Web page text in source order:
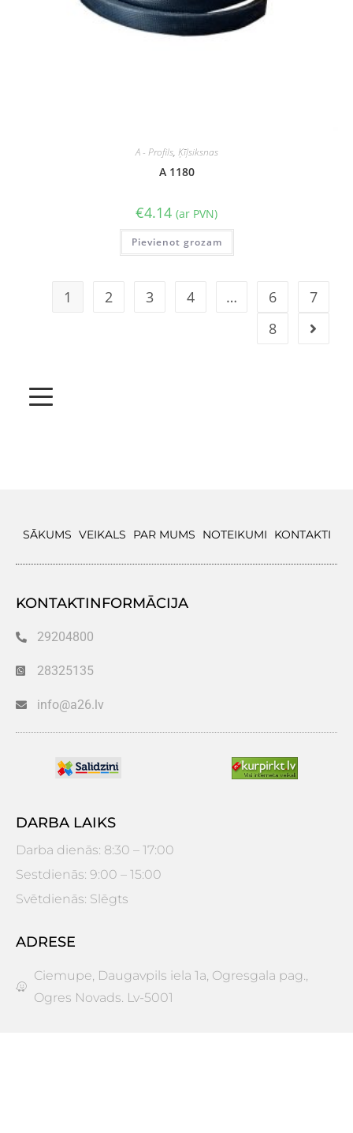
A - Profils, Ķīļsiksnas
A 1180
€4.14 (ar PVN)
Pievienot grozam
1 2 3 4 … 6
7
8
SĀKUMS VEIKALS PAR MUMS NOTEIKUMI KONTAKTI
KONTAKTINFORMĀCIJA
29204800
28325135
info@a26.lv
DARBA LAIKS
Darba dienās: 8:30 – 17:00
Sestdienās: 9:00 – 15:00
Svētdienās: Slēgts
ADRESE
Ciemupe, Daugavpils iela 1a, Ogresgala pag.,
Ogres Novads. Lv-5001